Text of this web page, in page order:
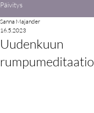
Päivitys
Uudenkuun
rumpumeditaatio
Sanna Majander
16.5.2023